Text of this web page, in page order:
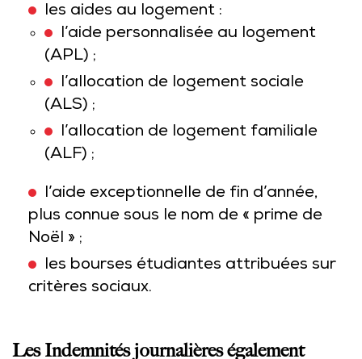
les aides au logement :
l’aide personnalisée au logement
(APL) ;
l’allocation de logement sociale
(ALS) ;
l’allocation de logement familiale
(ALF) ;
l’aide exceptionnelle de fin d’année,
plus connue sous le nom de « prime de
Noël » ;
les bourses étudiantes attribuées sur
critères sociaux.
Les Indemnités journalières également